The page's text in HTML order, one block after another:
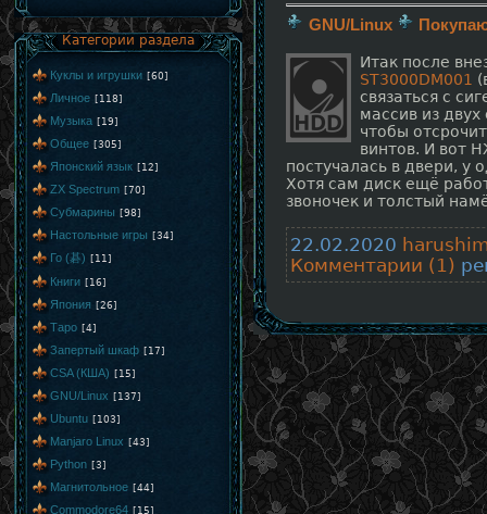
Категории раздела
Куклы и игрушки [60]
Личное [118]
Музыка [19]
Общее [305]
Японский язык [12]
ZX Spectrum [70]
Субмарины [98]
Настольные игры [34]
Го (碁) [11]
Книги [16]
Япония [26]
Таро [4]
Запертый шкаф [17]
CSA (КША) [15]
GNU/Linux [137]
Ubuntu [103]
Manjaro Linux [43]
Python [3]
Магнитольное [44]
Commodore64 [15]
GNU/Linux
Итак после
ST3000DM001
связаться с
массив из
чтобы
винтов. И вот
постучалась в двери, у
Хотя сам диск ещё
звоночек и толстый
22.02.2020
Комментарии (1)